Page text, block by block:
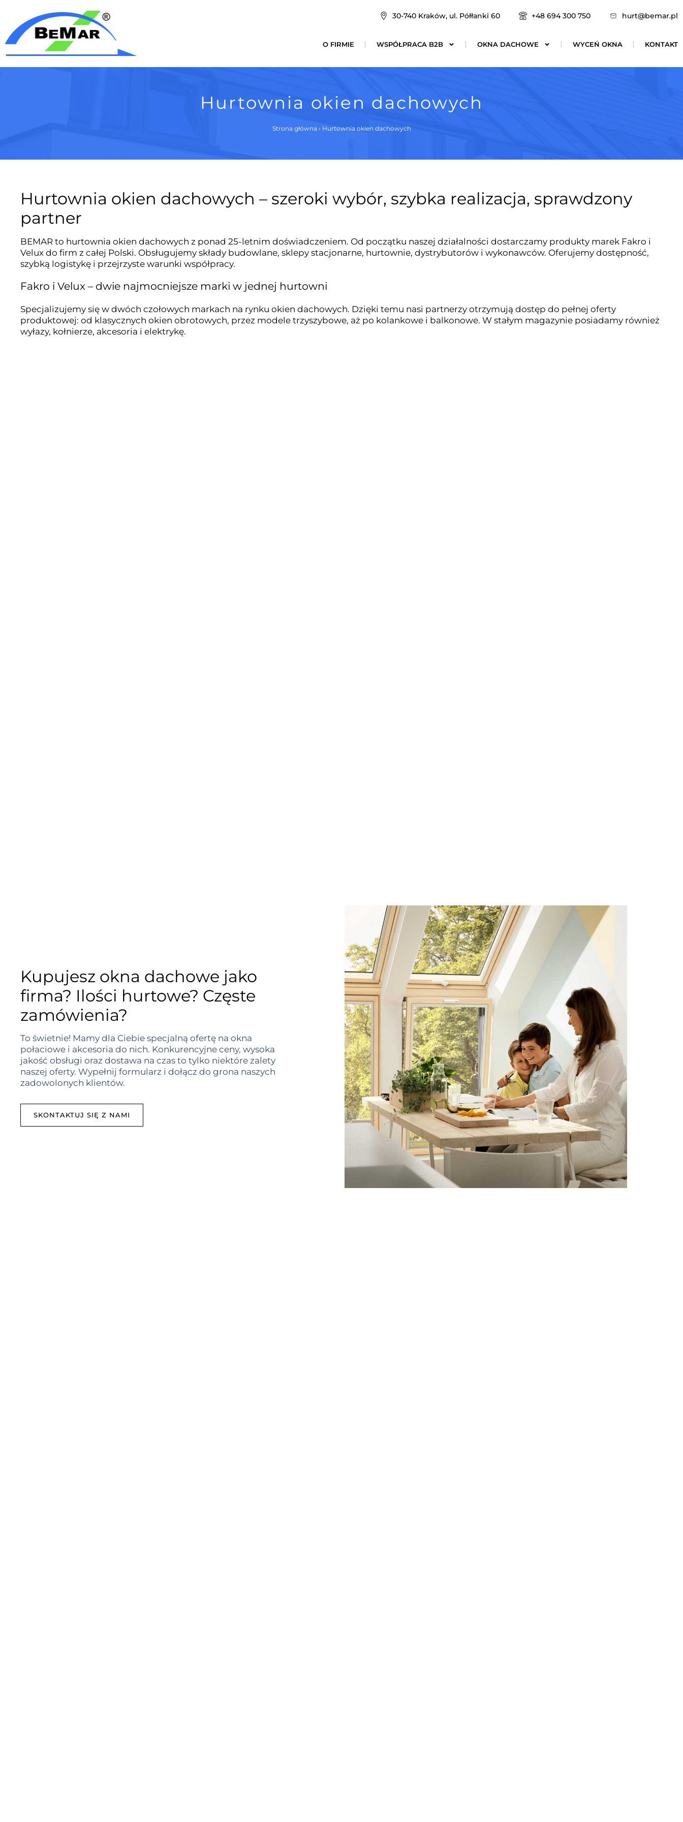
30-740 Kraków, ul. Półłanki 60 +48 694 300 750 hurt@bemar.pl
O FIRMIE WSPÓŁPRACA B2B OKNA DACHOWE WYCEŃ OKNA KONTAKT
Hurtownia okien dachowych
Strona główna › Hurtownia okien dachowych
Hurtownia okien dachowych – szeroki wybór, szybka realizacja, sprawdzony
partner
BEMAR to hurtownia okien dachowych z ponad 25-letnim doświadczeniem. Od początku naszej działalności dostarczamy produkty marek Fakro i
Velux do firm z całej Polski. Obsługujemy składy budowlane, sklepy stacjonarne, hurtownie, dystrybutorów i wykonawców. Oferujemy dostępność,
szybką logistykę i przejrzyste warunki współpracy.
Fakro i Velux – dwie najmocniejsze marki w jednej hurtowni
Specjalizujemy się w dwóch czołowych markach na rynku okien dachowych. Dzięki temu nasi partnerzy otrzymują dostęp do pełnej oferty
produktowej: od klasycznych okien obrotowych, przez modele trzyszybowe, aż po kolankowe i balkonowe. W stałym magazynie posiadamy również
wyłazy, kołnierze, akcesoria i elektrykę.
Kupujesz okna dachowe jako
firma? Ilości hurtowe? Częste
zamówienia?
To świetnie! Mamy dla Ciebie specjalną ofertę na okna
połaciowe i akcesoria do nich. Konkurencyjne ceny, wysoka
jakość obsługi oraz dostawa na czas to tylko niektóre zalety
naszej oferty. Wypełnij formularz i dołącz do grona naszych
zadowolonych klientów.
SKONTAKTUJ SIĘ Z NAMI